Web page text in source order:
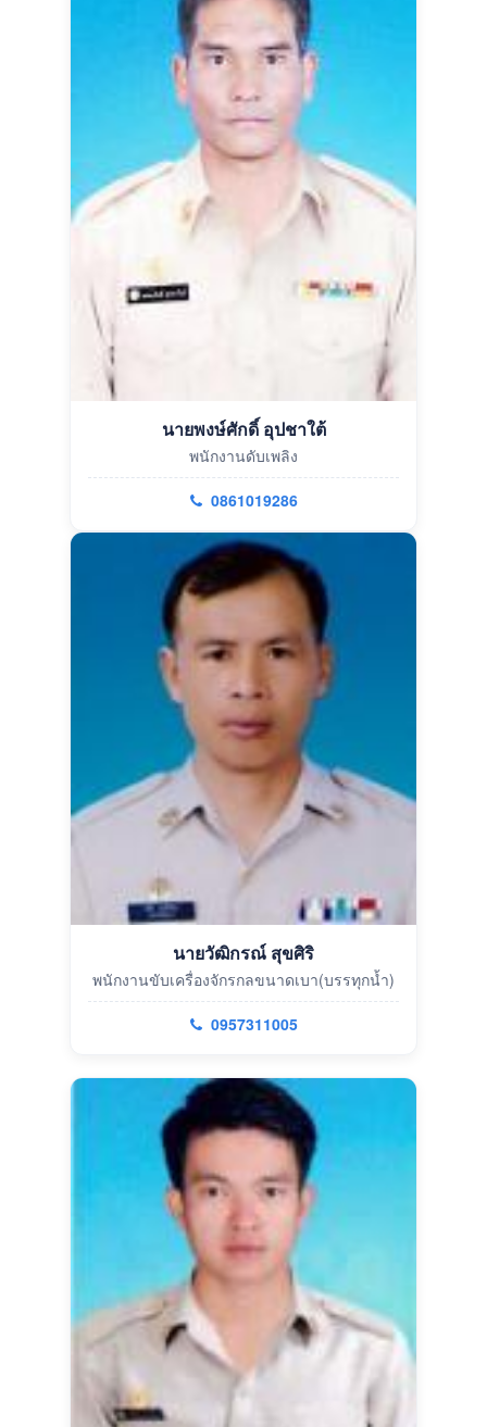
นายพงษ์ศักดิ์ อุปชาใต้
พนักงานดับเพลิง
0861019286
นายวัฒิกรณ์ สุขศิริ
พนักงานขับเครื่องจักรกลขนาดเบา(บรรทุกน้ำ)
0957311005